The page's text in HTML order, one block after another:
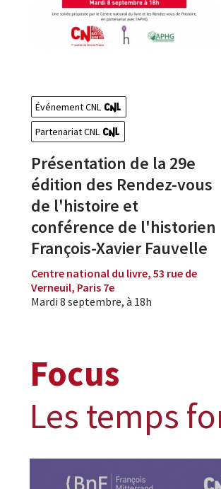
Événement CNL
Partenariat CNL
Présentation de la 29e
édition des Rendez-vous
de l'histoire et
conférence de l'historien
François-Xavier Fauvelle
Centre national du livre, 53 rue de
Verneuil, Paris 7e
Mardi 8 septembre, à 18h
Focus
Les temps